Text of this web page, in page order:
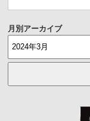
月別アーカイブ